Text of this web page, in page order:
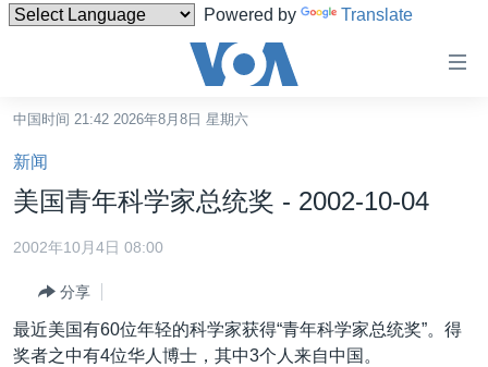
Powered by Translate
碍
链
接
跳
转
容
跳
港澳
国际
中国时间 21:42 2026年8月8日 星期六
新闻
美国青年科学家总统奖 - 2002-10-04
2002年10月4日 08:00
分享
最近美国有60位年轻的科学家获得“青年科学家总统奖”。得
奖者之中有4位华人博士，其中3个人来自中国。